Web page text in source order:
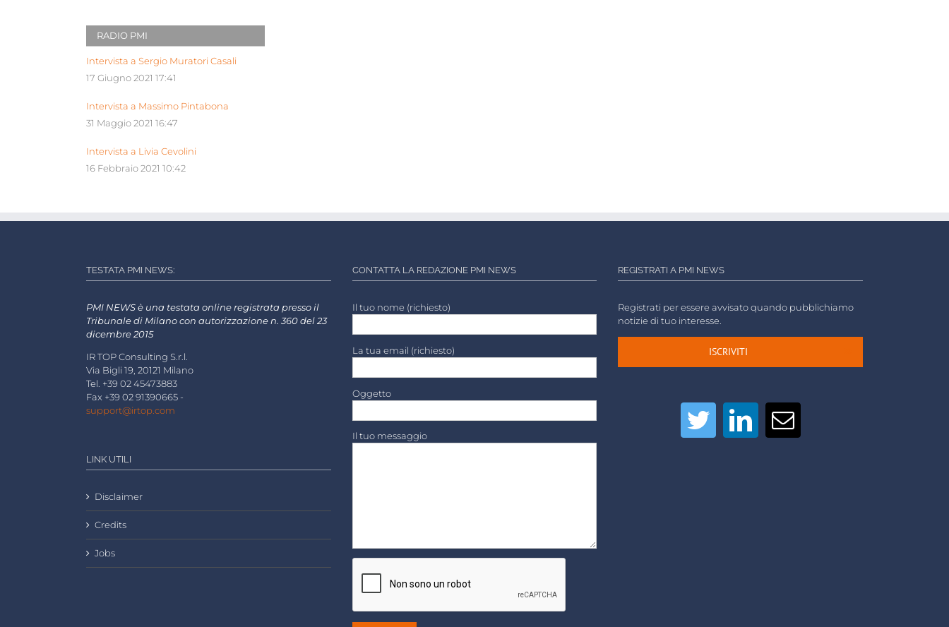
RADIO PMI
Intervista a Sergio Muratori Casali
17 Giugno 2021 17:41
Intervista a Massimo Pintabona
31 Maggio 2021 16:47
Intervista a Livia Cevolini
16 Febbraio 2021 10:42
TESTATA PMI NEWS:
PMI NEWS è una testata online registrata presso il
Tribunale di Milano con autorizzazione n. 360 del 23
dicembre 2015
IR TOP Consulting S.r.l.
Via Bigli 19, 20121 Milano
Tel. +39 02 45473883
Fax +39 02 91390665 -
support@irtop.com
LINK UTILI
Disclaimer
Credits
Jobs
CONTATTA LA REDAZIONE PMI NEWS
Il tuo nome (richiesto)
La tua email (richiesto)
Oggetto
Il tuo messaggio
REGISTRATI A PMI NEWS
Registrati per essere avvisato quando pubblichiamo
notizie di tuo interesse.
ISCRIVITI